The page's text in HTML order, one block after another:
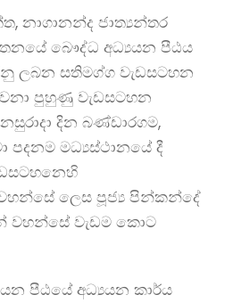
නාගානන්ද ජාත්‍යන්තර
බෞද්ධ අධ්‍යයන පීඨය
ලබන සතිමග්ග වැඩසටහන
පුහුණු වැඩසටහන
දින බණ්ඩාරගම,
පදනම මධ්‍යස්ථානයේ දී
ලෙස පූජ්‍ය පින්කන්දේ
වහන්සේ වැඩම කොට
පීඨයේ අධ්‍යයන කාර්ය